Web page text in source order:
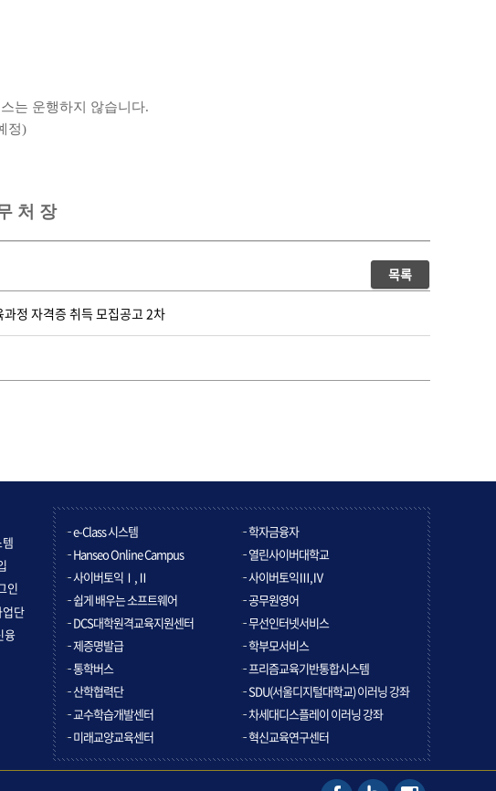
는 운행하지 않습니다.
정)
처 장
목록
정 자격증 취득 모집공고 2차
인
단
융
e-Class 시스템
학자금융자
Hanseo Online Campus
열린사이버대학교
사이버토익Ⅰ,Ⅱ
사이버토익Ⅲ,Ⅳ
쉽게 배우는 소프트웨어
공무원영어
DCS대학원격교육지원센터
무선인터넷서비스
제증명발급
학부모서비스
통학버스
프리즘교육기반통합시스템
산학협력단
SDU(서울디지털대학교) 이러닝 강좌
교수학습개발센터
차세대디스플레이 이러닝 강좌
미래교양교육센터
혁신교육연구센터